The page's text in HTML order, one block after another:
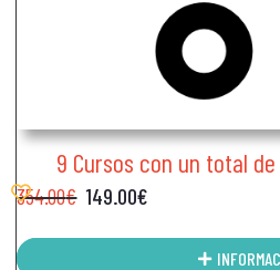
9 Cursos con un total
354.00€ 149.00€